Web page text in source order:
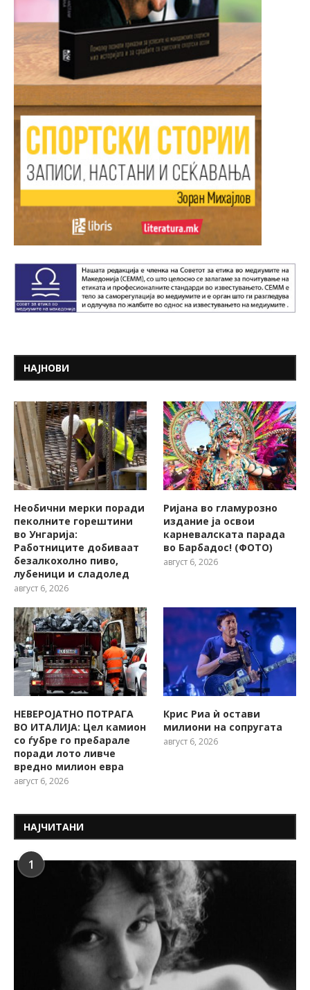
НАЈНОВИ
Необични мерки поради
пеколните горештини
во Унгарија:
Работниците добиваат
безалкохолно пиво,
лубеници и сладолед
август 6, 2026
Ријана во гламурозно
издание ја освои
карневалската парада
во Барбадос! (ФОТО)
август 6, 2026
НЕВЕРОЈАТНО ПОТРАГА
ВО ИТАЛИЈА: Цел камион
со ѓубре го пребарале
поради лото ливче
вредно милион евра
август 6, 2026
Крис Риа ѝ остави
милиони на сопругата
август 6, 2026
НАЈЧИТАНИ
1